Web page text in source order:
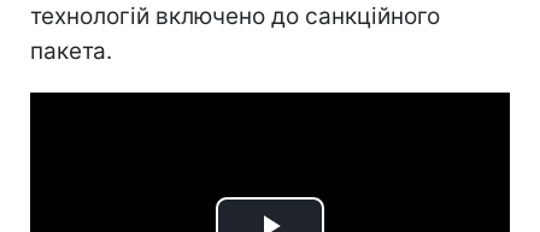
технологій включено до санкційного
пакета.